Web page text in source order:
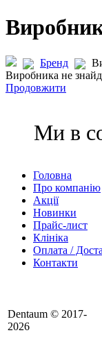
Бренд
Виробника не
Продовжити
Ми в
Головна
Про компанію
Акції
Новинки
Прайс-лист
Клініка
Оплата /
Контакти
Dentaum © 2017-
2026